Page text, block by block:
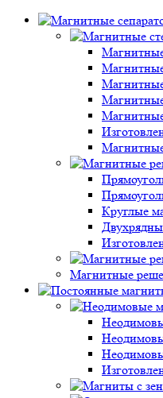
Круглые
Магнитные